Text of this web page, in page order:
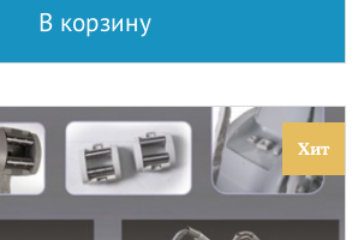
В корзину
Хит